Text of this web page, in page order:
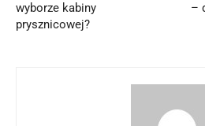
wyborze kabiny
prysznicowej?
–